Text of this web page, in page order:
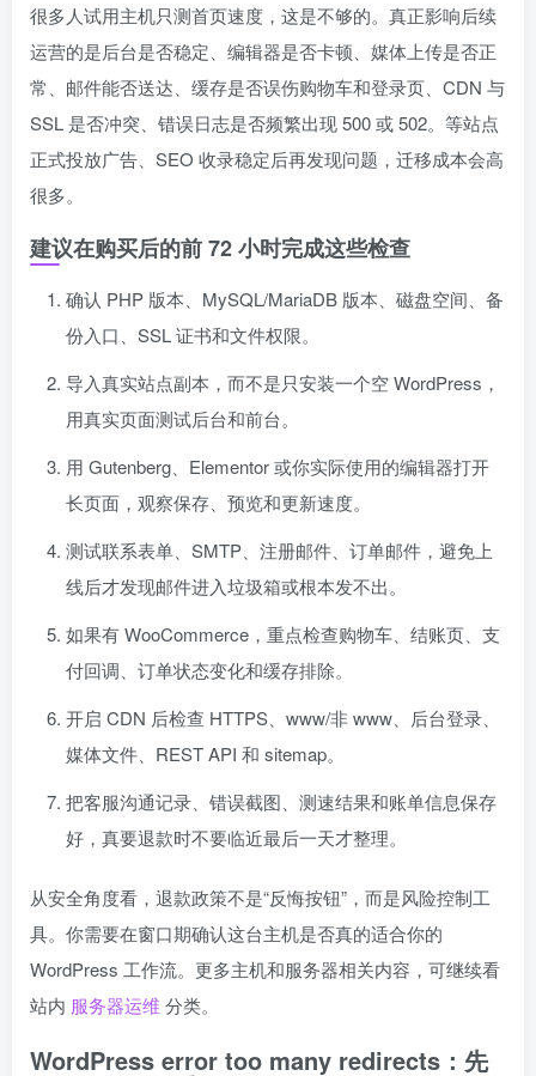
很多人试用主机只测首页速度，这是不够的。真正影响后续
运营的是后台是否稳定、编辑器是否卡顿、媒体上传是否正
常、邮件能否送达、缓存是否误伤购物车和登录页、CDN 与
SSL 是否冲突、错误日志是否频繁出现 500 或 502。等站点
正式投放广告、SEO 收录稳定后再发现问题，迁移成本会高
很多。
建议在购买后的前 72 小时完成这些检查
确认 PHP 版本、MySQL/MariaDB 版本、磁盘空间、备
份入口、SSL 证书和文件权限。
导入真实站点副本，而不是只安装一个空 WordPress，
用真实页面测试后台和前台。
用 Gutenberg、Elementor 或你实际使用的编辑器打开
长页面，观察保存、预览和更新速度。
测试联系表单、SMTP、注册邮件、订单邮件，避免上
线后才发现邮件进入垃圾箱或根本发不出。
如果有 WooCommerce，重点检查购物车、结账页、支
付回调、订单状态变化和缓存排除。
开启 CDN 后检查 HTTPS、www/非 www、后台登录、
媒体文件、REST API 和 sitemap。
把客服沟通记录、错误截图、测速结果和账单信息保存
好，真要退款时不要临近最后一天才整理。
从安全角度看，退款政策不是“反悔按钮”，而是风险控制工
具。你需要在窗口期确认这台主机是否真的适合你的
WordPress 工作流。更多主机和服务器相关内容，可继续看
站内 服务器运维 分类。
WordPress error too many redirects：先